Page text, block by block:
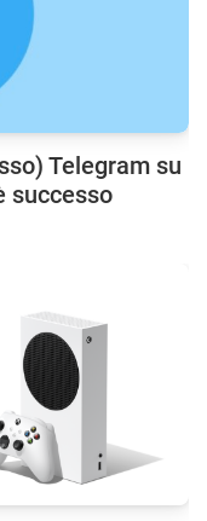
Telegram su
successo